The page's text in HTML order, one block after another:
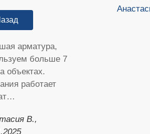
арматура,
больше 7
объектах.
работает
В.,